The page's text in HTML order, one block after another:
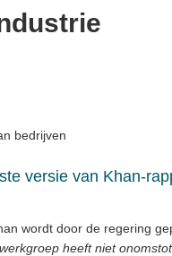
bedrijven
versie van Khan-
wordt door de regering
heeft niet